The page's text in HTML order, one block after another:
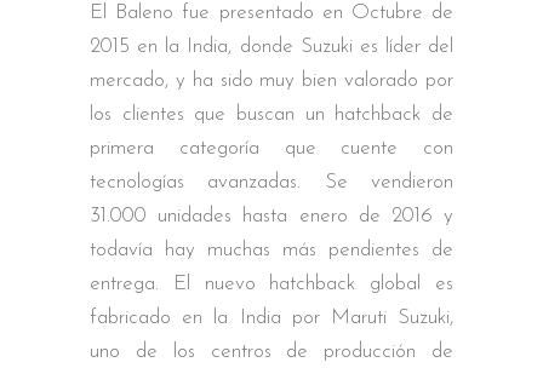
El Baleno fue presentado en Octubre de
2015 en la India, donde Suzuki es líder del
mercado, y ha sido muy bien valorado por
los clientes que buscan un hatchback de
primera categoría que cuente con
tecnologías avanzadas. Se vendieron
31.000 unidades hasta enero de 2016 y
todavía hay muchas más pendientes de
entrega. El nuevo hatchback global es
fabricado en la India por Maruti Suzuki,
uno de los centros de producción de